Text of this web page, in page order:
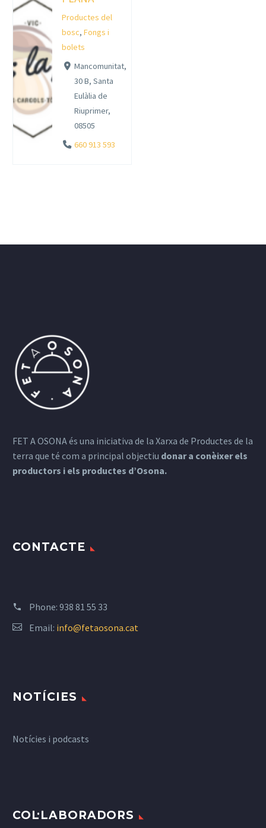
Productes del
bosc,Fongs i
bolets
Mancomunitat,
30 B, Santa
Eulàlia de
Riuprimer,
08505
660 913 593
FET A OSONA és una iniciativa de la Xarxa de Productes de la
terra que té com a principal objectiu donar a conèixer els
productors i els productes d’Osona.
CONTACTE
Phone: 938 81 55 33
Email: info@fetaosona.cat
NOTÍCIES
Notícies i podcasts
COL·LABORADORS